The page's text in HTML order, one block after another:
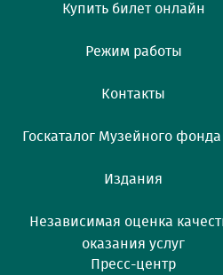
Купить билет онлайн
Режим работы
Контакты
Госкаталог Музейного
Издания
Независимая оценка
оказания услуг
Пресс-центр